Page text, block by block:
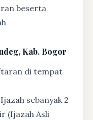
beserta
Kab. Bogor
di tempat
sebanyak 2
(Ijazah Asli